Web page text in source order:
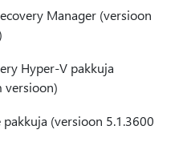
Manager (versioon
Hyper-V pakkuja
versioon)
(versioon 5.1.3600